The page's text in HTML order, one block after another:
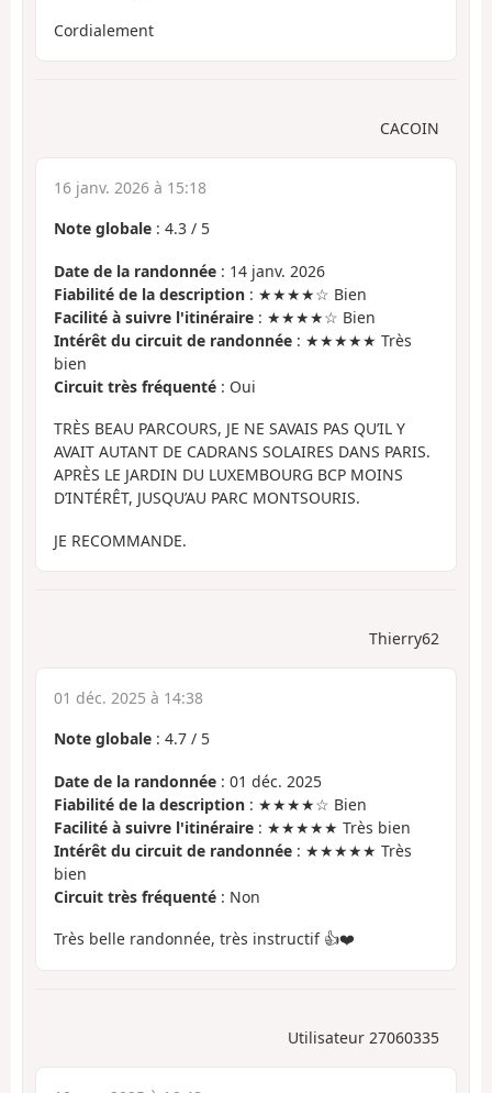
Cordialement
CACOIN
16 janv. 2026 à 15:18
Note globale : 4.3 / 5
Date de la randonnée : 14 janv. 2026
Fiabilité de la description : ★★★★☆ Bien
Facilité à suivre l'itinéraire : ★★★★☆ Bien
Intérêt du circuit de randonnée : ★★★★★ Très
bien
Circuit très fréquenté : Oui
TRÈS BEAU PARCOURS, JE NE SAVAIS PAS QU’IL Y
AVAIT AUTANT DE CADRANS SOLAIRES DANS PARIS.
APRÈS LE JARDIN DU LUXEMBOURG BCP MOINS
D’INTÉRÊT, JUSQU’AU PARC MONTSOURIS.
JE RECOMMANDE.
Thierry62
01 déc. 2025 à 14:38
Note globale : 4.7 / 5
Date de la randonnée : 01 déc. 2025
Fiabilité de la description : ★★★★☆ Bien
Facilité à suivre l'itinéraire : ★★★★★ Très bien
Intérêt du circuit de randonnée : ★★★★★ Très
bien
Circuit très fréquenté : Non
Très belle randonnée, très instructif 👍❤️
Utilisateur 27060335